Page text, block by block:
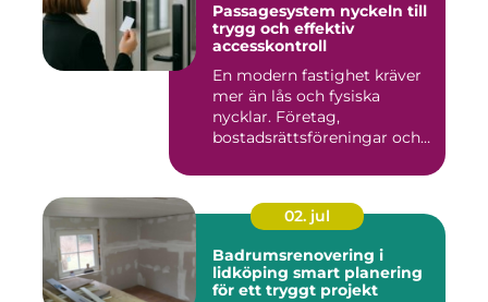
Passagesystem nyckeln till
trygg och effektiv
accesskontroll
En modern fastighet kräver
mer än lås och fysiska
nycklar. Företag,
bostadsrättsföreningar och
02. jul
Badrumsrenovering i
lidköping smart planering
för ett tryggt projekt